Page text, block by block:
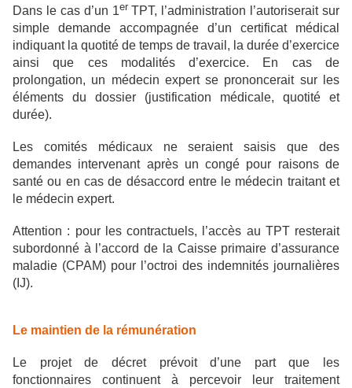
Dans le cas d’un 1er TPT, l’administration l’autoriserait sur
simple demande accompagnée d’un certificat médical
indiquant la quotité de temps de travail, la durée d’exercice
ainsi que ces modalités d’exercice. En cas de
prolongation, un médecin expert se prononcerait sur les
éléments du dossier (justification médicale, quotité et
durée).
Les comités médicaux ne seraient saisis que des
demandes intervenant après un congé pour raisons de
santé ou en cas de désaccord entre le médecin traitant et
le médecin expert.
Attention : pour les contractuels, l’accès au TPT resterait
subordonné à l’accord de la Caisse primaire d’assurance
maladie (CPAM) pour l’octroi des indemnités journalières
(IJ).
Le maintien de la rémunération
Le projet de décret prévoit d’une part que les
fonctionnaires continuent à percevoir leur traitement